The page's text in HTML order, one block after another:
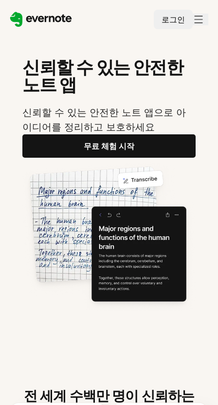
로그인
신뢰할 수 있는 안전한
노트 앱
신뢰할 수 있는 안전한 노트 앱으로 아
이디어를 정리하고 보호하세요
무료 체험 시작
전 세계 수백만 명이 신뢰하는